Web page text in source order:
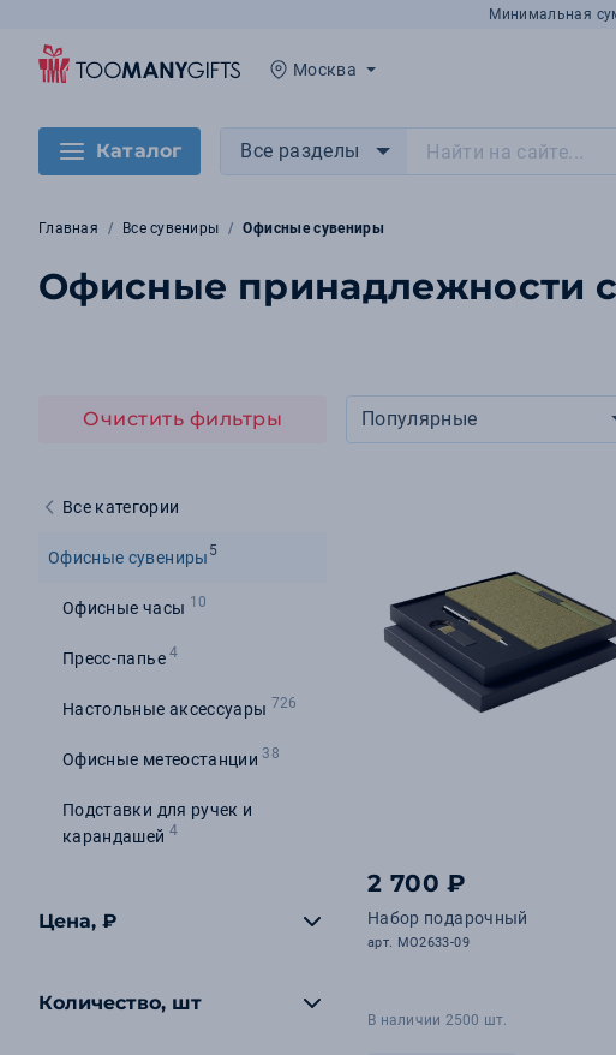
Минимальная
Москва
Каталог Все разделы
Главная Все сувениры Офисные сувениры
Офисные принадлежности
Очистить фильтры
Все категории
Офисные сувениры 5
Офисные часы 10
Пресс-папье4
Настольные аксессуары 726
Офисные метеостанции 38
Подставки для ручек и
карандашей 4
Цена, ₽
Количество, шт
Популярные
2 700 ₽
Набор подарочный
арт. MO2633-09
В наличии 2500 шт.